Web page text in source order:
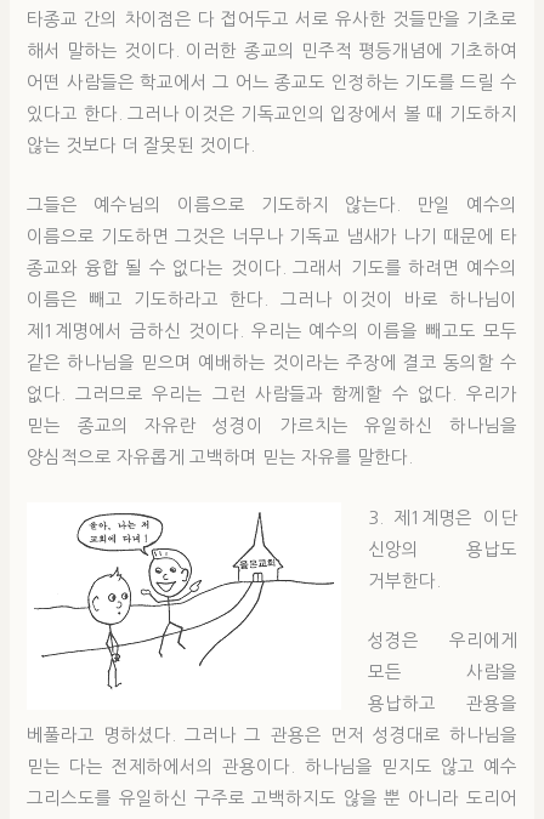
타종교 간의 차이점은 다 접어두고 서로 유사한 것들만을 기초로
해서 말하는 것이다. 이러한 종교의 민주적 평등개념에 기초하여
어떤 사람들은 학교에서 그 어느 종교도 인정하는 기도를 드릴 수
있다고 한다. 그러나 이것은 기독교인의 입장에서 볼 때 기도하지
않는 것보다 더 잘못된 것이다.
그들은 예수님의 이름으로 기도하지 않는다. 만일 예수의
이름으로 기도하면 그것은 너무나 기독교 냄새가 나기 때문에 타
종교와 융합 될 수 없다는 것이다. 그래서 기도를 하려면 예수의
이름은 빼고 기도하라고 한다. 그러나 이것이 바로 하나님이
제1계명에서 금하신 것이다. 우리는 예수의 이름을 빼고도 모두
같은 하나님을 믿으며 예배하는 것이라는 주장에 결코 동의할 수
없다. 그러므로 우리는 그런 사람들과 함께할 수 없다. 우리가
믿는 종교의 자유란 성경이 가르치는 유일하신 하나님을
양심적으로 자유롭게 고백하며 믿는 자유를 말한다.
3. 제1계명은 이단
신앙의 용납도
거부한다.
성경은 우리에게
모든 사람을
용납하고 관용을
베풀라고 명하셨다. 그러나 그 관용은 먼저 성경대로 하나님을
믿는 다는 전제하에서의 관용이다. 하나님을 믿지도 않고 예수
그리스도를 유일하신 구주로 고백하지도 않을 뿐 아니라 도리어